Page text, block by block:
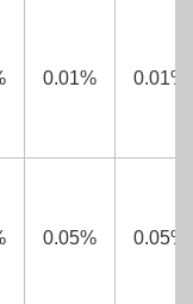
0.01% 0.01%
0.05% 0.05%